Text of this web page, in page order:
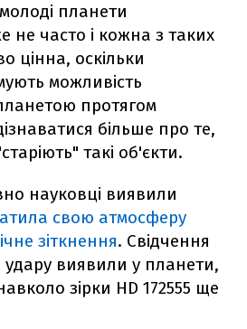
планети
не часто і кожна з таких
цінна, оскільки
можливість
протягом
більше про те,
такі об'єкти.
науковці виявили
свою атмосферу
зіткнення. Свідчення
удару виявили у планети,
зірки HD 172555 ще